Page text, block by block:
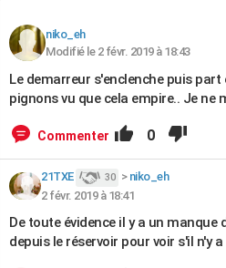
niko_eh
Modifié le 2 févr. 2019 à 18:43
Le demarreur s'enclenche puis
pignons vu que cela empire.. Je ne
Commenter 0
21TXE 30 > niko_eh
2 févr. 2019 à 18:41
De toute évidence il y a un
depuis le réservoir pour voir s'il n'y